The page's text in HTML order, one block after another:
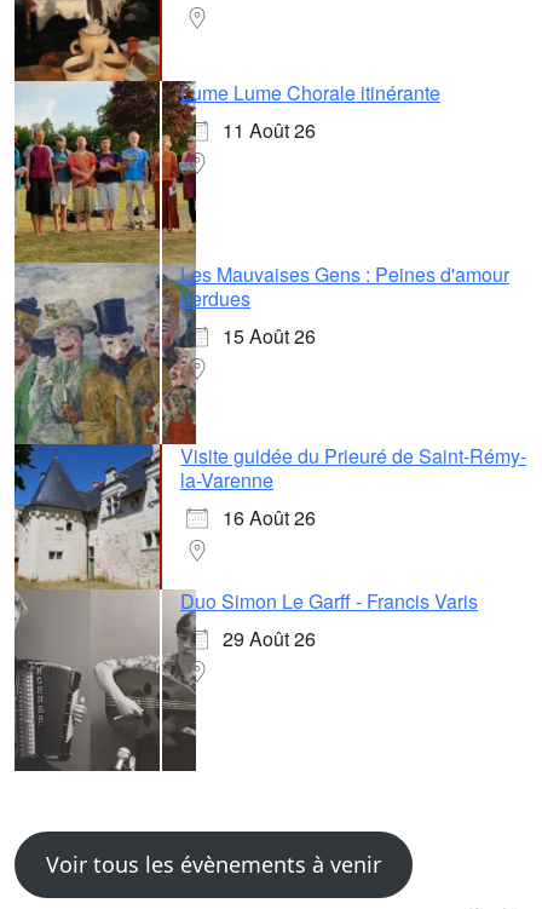
Lume Lume Chorale itinérante
11 Août 26
Les Mauvaises Gens : Peines d'amour
perdues
15 Août 26
Visite guidée du Prieuré de Saint-Rémy-
la-Varenne
16 Août 26
Duo Simon Le Garff - Francis Varis
29 Août 26
Voir tous les évènements à venir